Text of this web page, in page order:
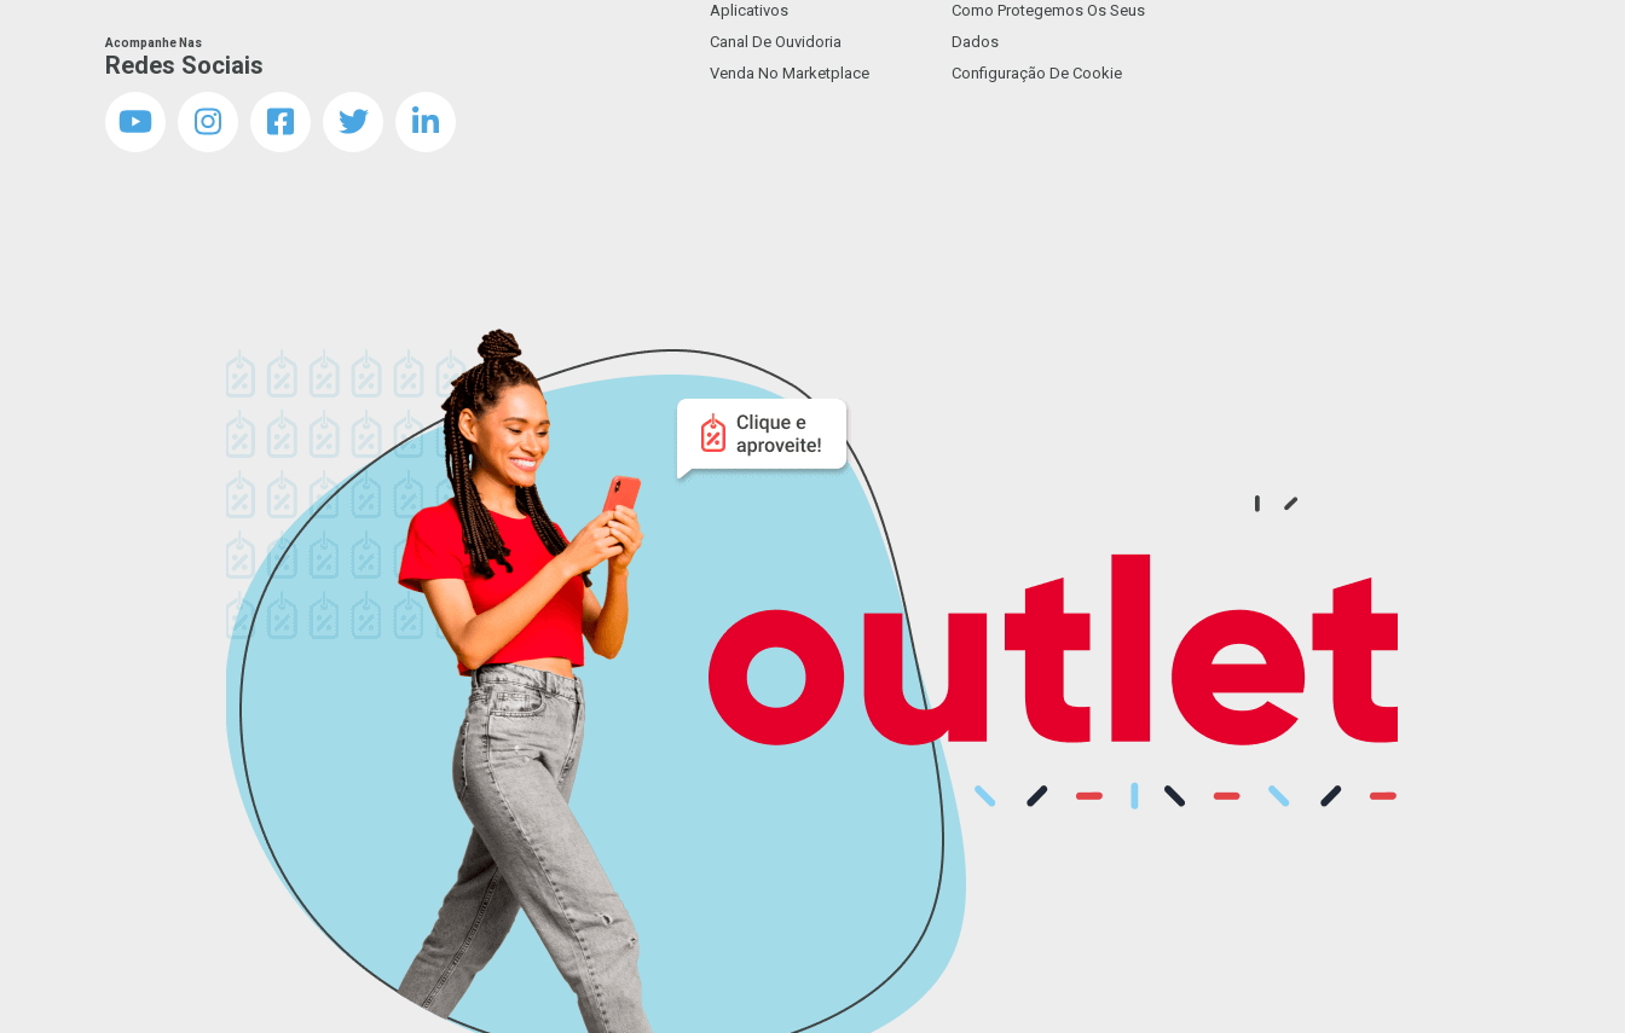
Acompanhe Nas
Redes Sociais
Aplicativos
Canal De Ouvidoria
Venda No Marketplace
Como Protegemos Os Seus
Dados
Configuração De Cookie